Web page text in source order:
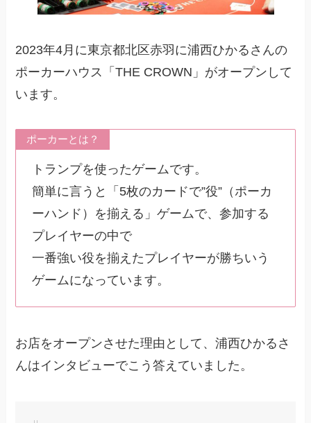
2023年4月に東京都北区赤羽に浦西ひかるさんの
ポーカーハウス「THE CROWN」がオープンして
います。
ポーカーとは？
トランプを使ったゲームです。
簡単に言うと「5枚のカードで”役”（ポーカ
ーハンド）を揃える」ゲームで、参加する
プレイヤーの中で
一番強い役を揃えたプレイヤーが勝ちいう
ゲームになっています。
お店をオープンさせた理由として、浦西ひかるさ
んはインタビューでこう答えていました。